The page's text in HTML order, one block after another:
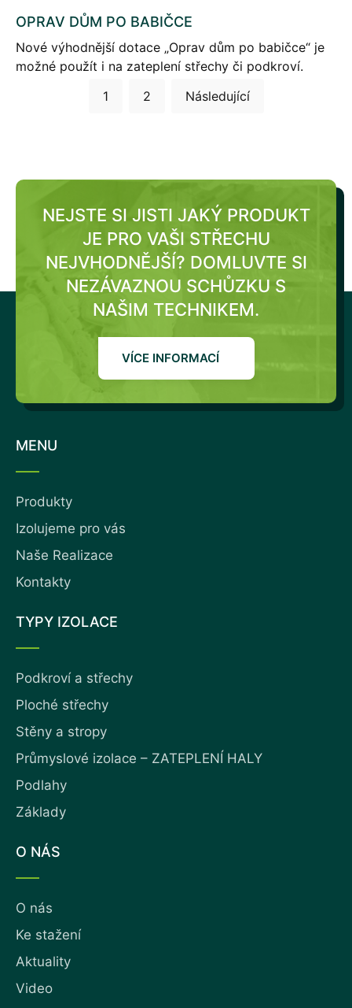
OPRAV DŮM PO BABIČCE
Nové výhodnější dotace „Oprav dům po babičce“ je
možné použít i na zateplení střechy či podkroví.
Stránkování
příspěvků
1 2 Následující
NEJSTE SI JISTI JAKÝ PRODUKT
JE PRO VAŠI STŘECHU
NEJVHODNĚJŠÍ? DOMLUVTE SI
NEZÁVAZNOU SCHŮZKU S
NAŠIM TECHNIKEM.
VÍCE INFORMACÍ
MENU
Produkty
Izolujeme pro vás
Naše Realizace
Kontakty
TYPY IZOLACE
Podkroví a střechy
Ploché střechy
Stěny a stropy
Průmyslové izolace – ZATEPLENÍ HALY
Podlahy
Základy
O NÁS
O nás
Ke stažení
Aktuality
Video